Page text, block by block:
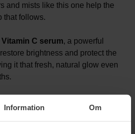
Information Om
and mists like this one help the
that follows.
Vitamin C serum, a powerful
brightness and protect the
it that fresh, natural glow even
cream that seals in
the skin barrier for long-lasting